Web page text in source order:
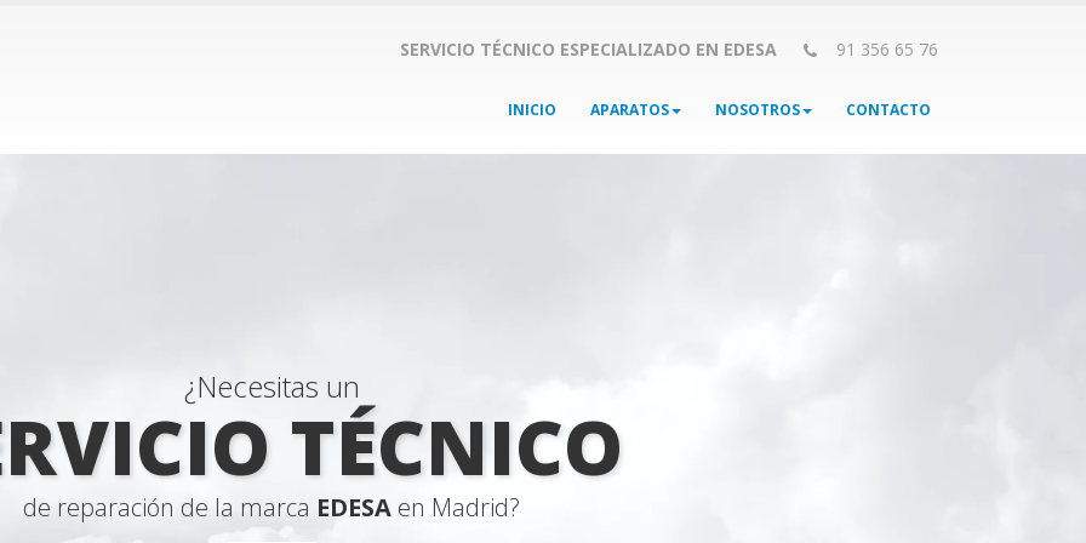
SERVICIO TÉCNICO ESPECIALIZADO EN EDESA 91 356 65 76
INICIO APARATOS NOSOTROS CONTACTO
¿Necesitas un
TÉCNICO
de reparación de la marca EDESA en Madrid?